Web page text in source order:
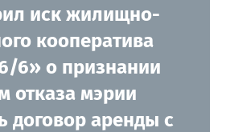
иск жилищно-
кооператива
6» о признании
отказа мэрии
договор аренды с